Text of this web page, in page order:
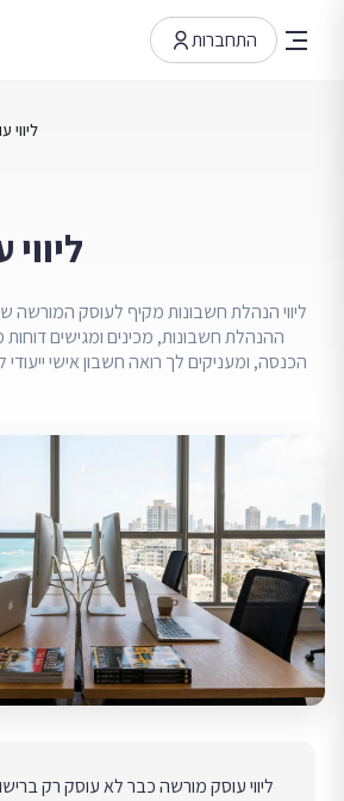
התחברות
ליווי הנהלת חשבונות מקיף לעוסק המורשה
ההנהלת חשבונות, מכינים ומגישים
הכנסה, ומעניקים לך רואה חשבון אישי
ליווי עוסק מורשה כבר לא עוסק רק